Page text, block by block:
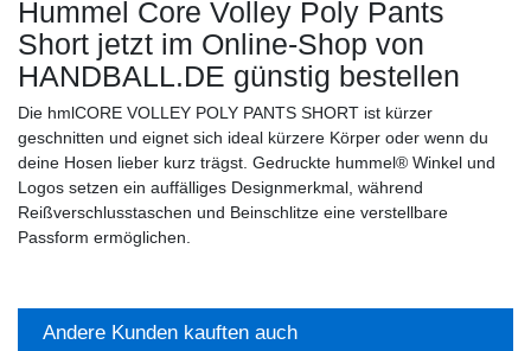
Hummel Core Volley Poly Pants
Short jetzt im Online-Shop von
HANDBALL.DE günstig bestellen
Die hmlCORE VOLLEY POLY PANTS SHORT ist kürzer
geschnitten und eignet sich ideal kürzere Körper oder wenn du
deine Hosen lieber kurz trägst. Gedruckte hummel® Winkel und
Logos setzen ein auffälliges Designmerkmal, während
Reißverschlusstaschen und Beinschlitze eine verstellbare
Passform ermöglichen.
Andere Kunden kauften auch